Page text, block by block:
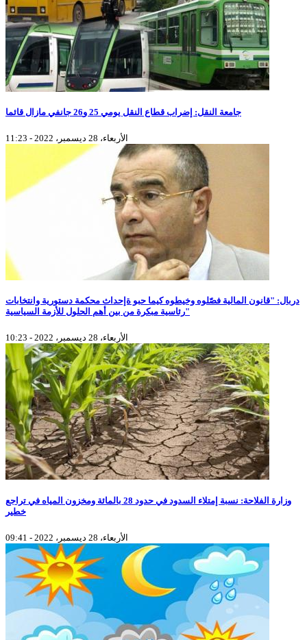
جامعة النقل: إضراب قطاع النقل يومي 25 و26 جانفي مازال قائما
الأربعاء، 28 ديسمبر، 2022 - 11:23
دربال: "قانون المالية فصّلوه وخيطوه كيما حبو ةإحداث محكمة دستورية وانتخابات
رئاسية مبكرة من بين أهم الحلول للأزمة السياسية"
الأربعاء، 28 ديسمبر، 2022 - 10:23
وزارة الفلاحة: نسبة إمتلاء السدود في حدود 28 بالمائة ومخزون المياه في تراجع
خطير
الأربعاء، 28 ديسمبر، 2022 - 09:41